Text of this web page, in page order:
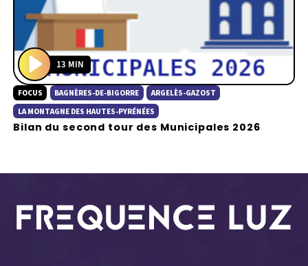
P
l
a
y
13 MIN
FOCUS BAGNÈRES-DE-BIGORRE
ARGELÈS-GAZOST
LA MONTAGNE DES HAUTES-PYRÉNÉES
Bilan du second tour des Municipales 2026